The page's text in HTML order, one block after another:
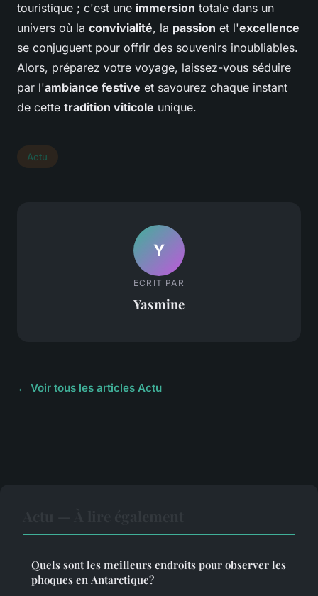
touristique ; c'est une immersion totale dans un
univers où la convivialité, la passion et l'excellence
se conjuguent pour offrir des souvenirs inoubliables.
Alors, préparez votre voyage, laissez-vous séduire
par l'ambiance festive et savourez chaque instant
de cette tradition viticole unique.
Actu
Y
ECRIT PAR
Yasmine
← Voir tous les articles Actu
Quels sont les meilleurs endroits pour observer les
phoques en Antarctique?